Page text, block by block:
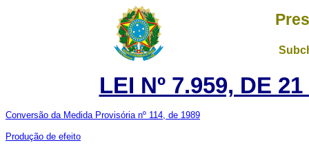
LEI Nº 7.959, DE
Conversão da Medida Provisória nº 114, de 1989
Produção de efeito